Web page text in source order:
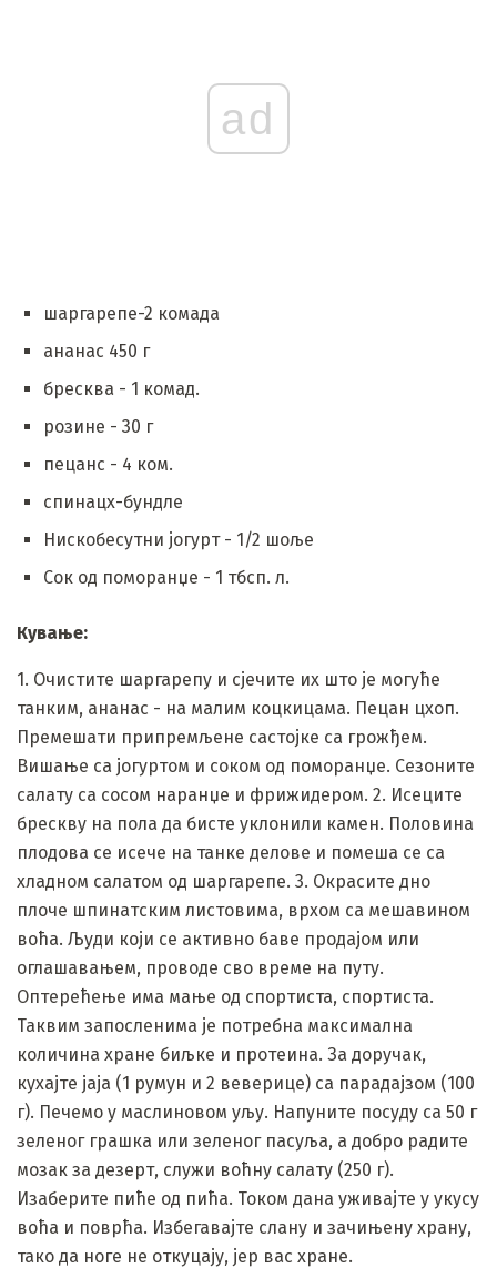
ad
шаргарепе-2 комада
ананас 450 г
бресква - 1 комад.
розине - 30 г
пецанс - 4 ком.
спинацх-бундле
Нискобесутни јогурт - 1/2 шоље
Сок од поморанџе - 1 тбсп. л.
Кување:
1. Очистите шаргарепу и сјечите их што је могуће
танким, ананас - на малим коцкицама. Пецан цхоп.
Премешати припремљене састојке са грожђем.
Вишање са јогуртом и соком од поморанџе. Сезоните
салату са сосом наранџе и фрижидером. 2. Исеците
брескву на пола да бисте уклонили камен. Половина
плодова се исече на танке делове и помеша се са
хладном салатом од шаргарепе. 3. Окрасите дно
плоче шпинатским листовима, врхом са мешавином
воћа. Људи који се активно баве продајом или
оглашавањем, проводе сво време на путу.
Оптерећење има мање од спортиста, спортиста.
Таквим запосленима је потребна максимална
количина хране биљке и протеина. За доручак,
кухајте јаја (1 румун и 2 веверице) са парадајзом (100
г). Печемо у маслиновом уљу. Напуните посуду са 50 г
зеленог грашка или зеленог пасуља, а добро радите
мозак за дезерт, служи воћну салату (250 г).
Изаберите пиће од пића. Током дана уживајте у укусу
воћа и поврћа. Избегавајте слану и зачињену храну,
тако да ноге не откуцају, јер вас хране.